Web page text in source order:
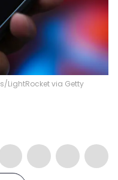
LightRocket via Getty